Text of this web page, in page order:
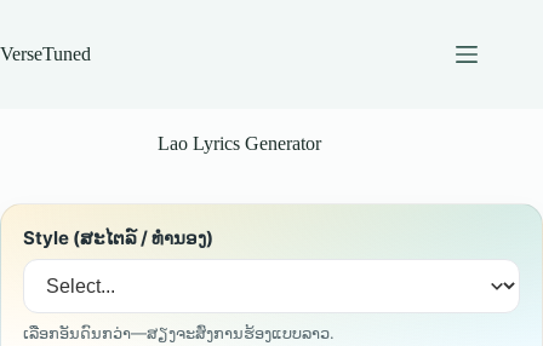
content
VerseTuned
Lao Lyrics Generator
Style (ສະໄຕລ໌ / ທຳນອງ)
ເລືອກອັນດົນກວ່າ—ສຽງຈະສົ່ງການຮ້ອງແບບລາວ.